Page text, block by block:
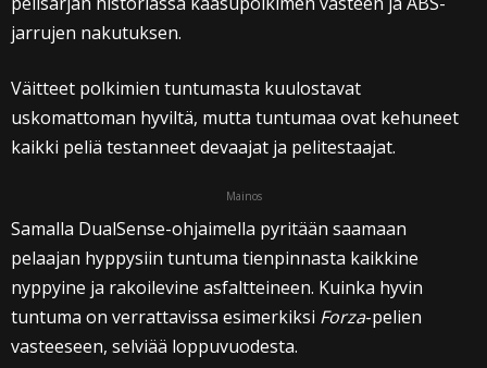
jarrujen nakutuksen.
Väitteet polkimien tuntumasta kuulostavat
uskomattoman hyviltä, mutta tuntumaa ovat kehuneet
kaikki peliä testanneet devaajat ja pelitestaajat.
Mainos
Samalla DualSense-ohjaimella pyritään saamaan
pelaajan hyppysiin tuntuma tienpinnasta kaikkine
nyppyine ja rakoilevine asfaltteineen. Kuinka hyvin
tuntuma on verrattavissa esimerkiksi Forza-pelien
vasteeseen, selviää loppuvuodesta.